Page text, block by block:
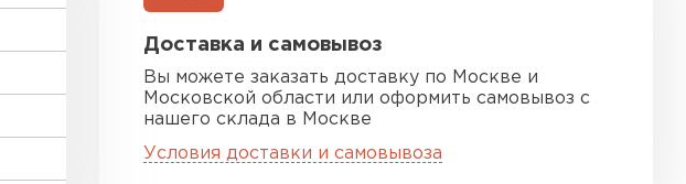
Доставка и самовывоз
Вы можете заказать доставку по Москве и
Московской области или оформить самовывоз с
нашего склада в Москве
Условия доставки и самовывоза